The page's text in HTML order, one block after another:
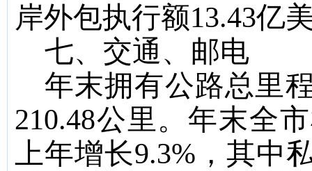
岸外包执行额13.43亿
七、交通、邮电
年末拥有公路总里
210.48公里。年末全
上年增长9.3% ，其中